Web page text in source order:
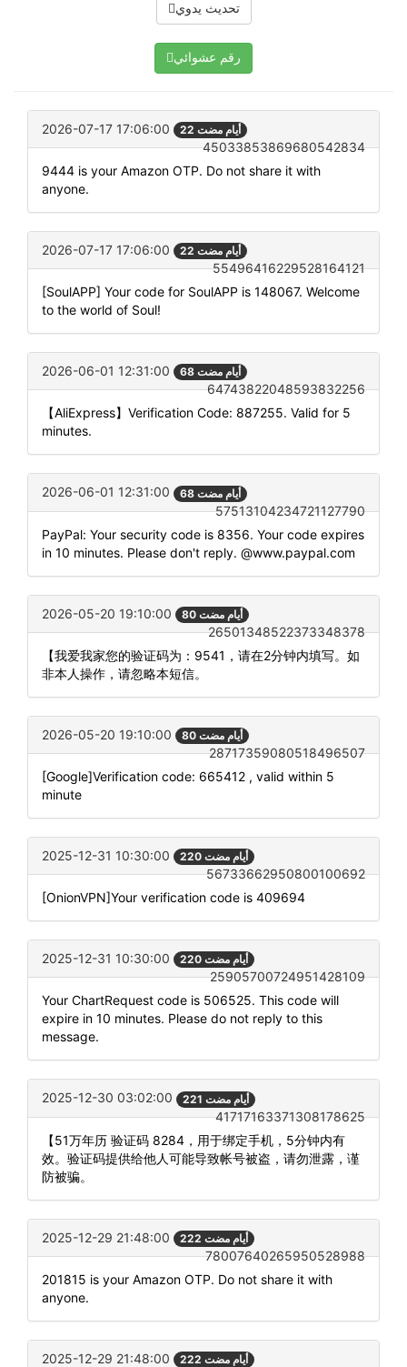
تحديث يدوي
رقم عشوائي
2026-07-17 17:06:00 22 أيام مضت
45033853869680542834
9444 is your Amazon OTP. Do not share it with
anyone.
2026-07-17 17:06:00 22 أيام مضت
55496416229528164121
[SoulAPP] Your code for SoulAPP is 148067. Welcome
to the world of Soul!
2026-06-01 12:31:00 68 أيام مضت
64743822048593832256
【AliExpress】Verification Code: 887255. Valid for 5
minutes.
2026-06-01 12:31:00 68 أيام مضت
57513104234721127790
PayPal: Your security code is 8356. Your code expires
in 10 minutes. Please don't reply. @www.paypal.com
2026-05-20 19:10:00 80 أيام مضت
26501348522373348378
【我爱我家您的验证码为：9541，请在2分钟内填写。如
非本人操作，请忽略本短信。
2026-05-20 19:10:00 80 أيام مضت
28717359080518496507
[Google]Verification code: 665412 , valid within 5
minute
2025-12-31 10:30:00 220 أيام مضت
56733662950800100692
[OnionVPN]Your verification code is 409694
2025-12-31 10:30:00 220 أيام مضت
25905700724951428109
Your ChartRequest code is 506525. This code will
expire in 10 minutes. Please do not reply to this
message.
2025-12-30 03:02:00 221 أيام مضت
41717163371308178625
【51万年历 验证码 8284，用于绑定手机，5分钟内有
效。验证码提供给他人可能导致帐号被盗，请勿泄露，谨
防被骗。
2025-12-29 21:48:00 222 أيام مضت
78007640265950528988
201815 is your Amazon OTP. Do not share it with
anyone.
2025-12-29 21:48:00 222 أيام مضت